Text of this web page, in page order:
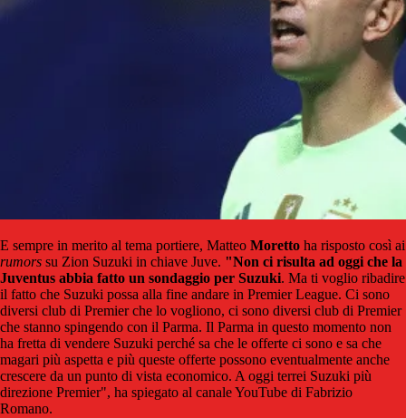
E sempre in merito al tema portiere, Matteo Moretto ha risposto così ai
rumors su Zion Suzuki in chiave Juve. "Non ci risulta ad oggi che la
Juventus abbia fatto un sondaggio per Suzuki. Ma ti voglio ribadire
il fatto che Suzuki possa alla fine andare in Premier League. Ci sono
diversi club di Premier che lo vogliono, ci sono diversi club di Premier
che stanno spingendo con il Parma. Il Parma in questo momento non
ha fretta di vendere Suzuki perché sa che le offerte ci sono e sa che
magari più aspetta e più queste offerte possono eventualmente anche
crescere da un punto di vista economico. A oggi terrei Suzuki più
direzione Premier", ha spiegato al canale YouTube di Fabrizio
Romano.